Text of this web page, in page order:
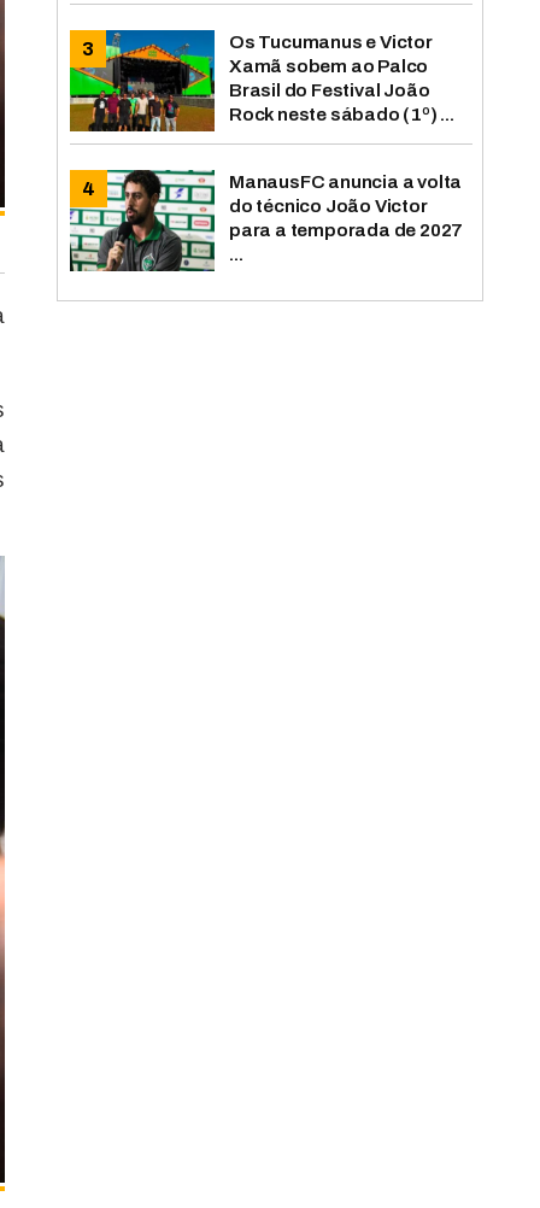
Os Tucumanus e Victor
Xamã sobem ao Palco
Brasil do Festival João
Rock neste sábado (1º) ...
ManausFC anuncia a volta
do técnico João Victor
para a temporada de 2027
...